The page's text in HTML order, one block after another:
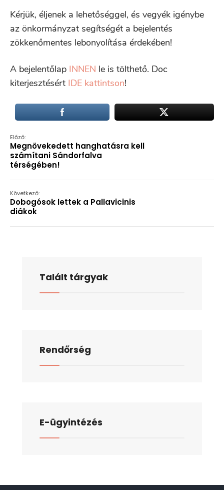
Kérjük, éljenek a lehetőséggel, és vegyék igénybe
az önkormányzat segítségét a bejelentés
zökkenőmentes lebonyolítása érdekében!
A bejelentőlap INNEN le is tölthető. Doc
kiterjesztésért IDE kattintson!
Előző:
Megnövekedett hanghatásra kell
számítani Sándorfalva
térségében!
Következő:
Dobogósok lettek a Pallavicinis
diákok
Talált tárgyak
Rendőrség
E-ügyintézés